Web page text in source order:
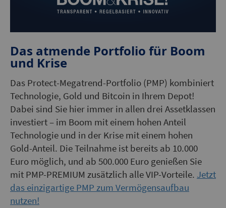
Das atmende Portfolio für Boom
und Krise
Das Protect-Megatrend-Portfolio (PMP) kombiniert
Technologie, Gold und Bitcoin in Ihrem Depot!
Dabei sind Sie hier immer in allen drei Assetklassen
investiert – im Boom mit einem hohen Anteil
Technologie und in der Krise mit einem hohen
Gold-Anteil. Die Teilnahme ist bereits ab 10.000
Euro möglich, und ab 500.000 Euro genießen Sie
mit PMP-PREMIUM zusätzlich alle VIP-Vorteile. Jetzt
das einzigartige PMP zum Vermögensaufbau
nutzen!